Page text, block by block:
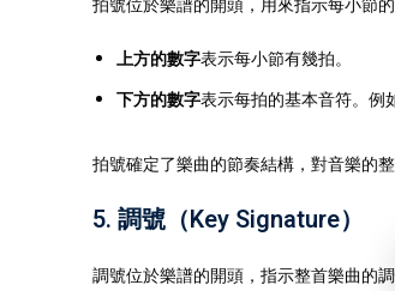
拍號位於樂譜的開頭，用來指示每小節
上方的數字表示每小節有幾拍。
下方的數字表示每拍的基本音符。例
拍號確定了樂曲的節奏結構，對音樂的
5. 調號（Key Signature）
調號位於樂譜的開頭，指示整首樂曲的